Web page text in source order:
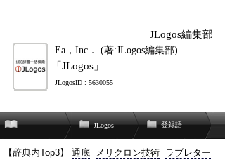
JLogos編集部
Ea，Inc． (著:JLogos編集部)
「JLogos」
JLogosID : 5630055
JLogos 登録語
【辞典内Top3】 通底 メリクロン技術 ラブレター